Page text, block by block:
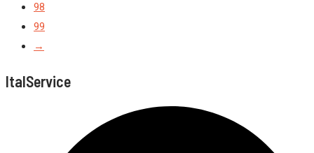
98
99
→
ItalService